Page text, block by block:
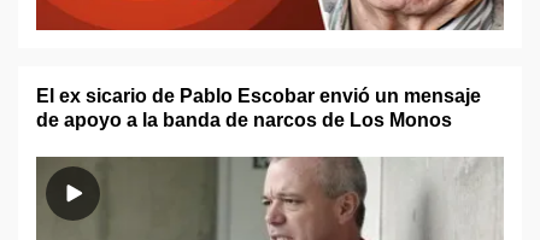
El ex sicario de Pablo Escobar envió un mensaje
de apoyo a la banda de narcos de Los Monos